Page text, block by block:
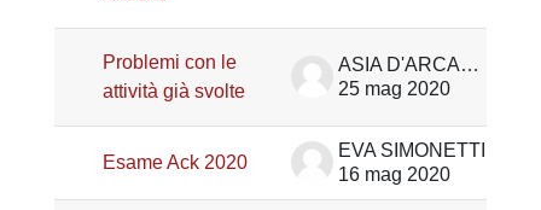
Problemi con le
attività già svolte
ASIA D'ARCANGELO
25 mag 2020
Esame Ack 2020
EVA SIMONETTI
16 mag 2020